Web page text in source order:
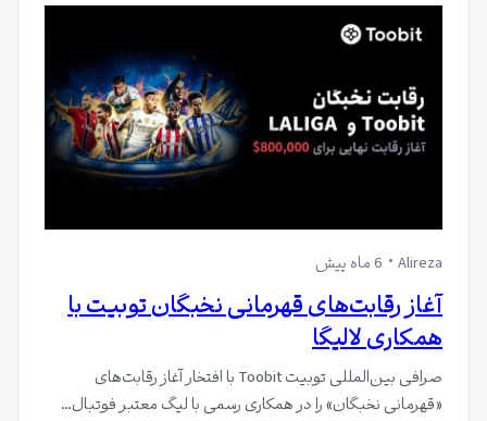
Alireza 6 ماه پیش
آغاز رقابت‌های قهرمانی نخبگان توبیت با
همکاری لالیگا
صرافی بین‌المللی توبیت Toobit با افتخار آغاز رقابت‌های
«قهرمانی نخبگان» را در همکاری رسمی با لیگ معتبر فوتبال…